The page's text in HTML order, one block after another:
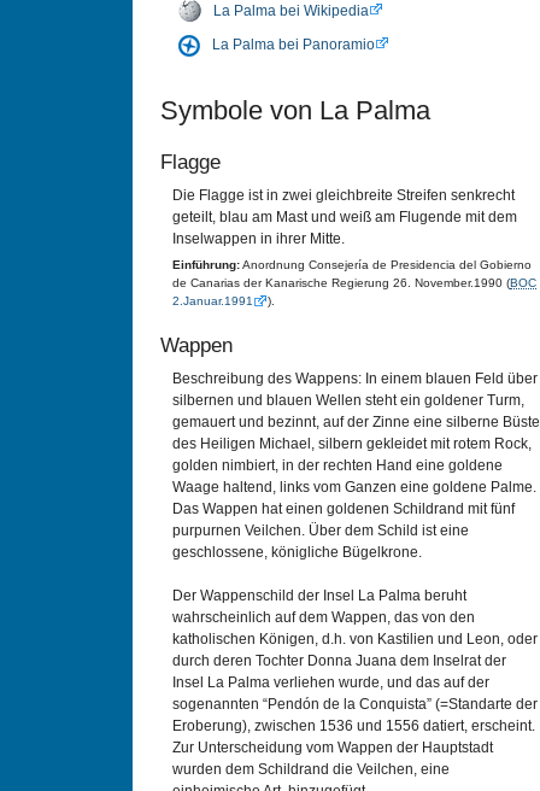
La Palma bei Wikipedia
La Palma bei Panoramio
Symbole von La Palma
Flagge
Die Flagge ist in zwei gleichbreite Streifen senkrecht
geteilt, blau am Mast und weiß am Flugende mit dem
Inselwappen in ihrer Mitte.
Einführung:Anordnung Consejería de Presidencia del Gobierno
de Canarias der Kanarische Regierung 26. November.1990 (BOC
2.Januar.1991
).
Wappen
Beschreibung des Wappens: In einem blauen Feld über
silbernen und blauen Wellen steht ein goldener Turm,
gemauert und bezinnt, auf der Zinne eine silberne Büste
des Heiligen Michael, silbern gekleidet mit rotem Rock,
golden nimbiert, in der rechten Hand eine goldene
Waage haltend, links vom Ganzen eine goldene Palme.
Das Wappen hat einen goldenen Schildrand mit fünf
purpurnen Veilchen. Über dem Schild ist eine
geschlossene, königliche Bügelkrone.
Der Wappenschild der Insel La Palma beruht
wahrscheinlich auf dem Wappen, das von den
katholischen Königen, d.h. von Kastilien und Leon, oder
durch deren Tochter Donna Juana dem Inselrat der
Insel La Palma verliehen wurde, und das auf der
sogenannten “Pendón de la Conquista” (=Standarte der
Eroberung), zwischen 1536 und 1556 datiert, erscheint.
Zur Unterscheidung vom Wappen der Hauptstadt
wurden dem Schildrand die Veilchen, eine